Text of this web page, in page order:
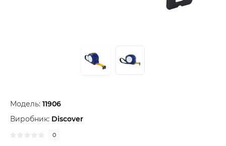
Модель: 11906
Виробник: Discover
0